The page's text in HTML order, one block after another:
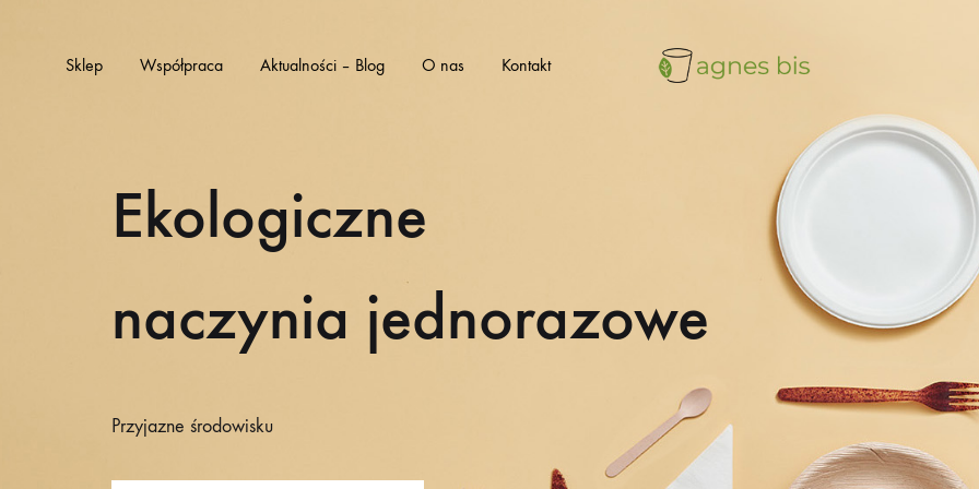
Sklep Współpraca Aktualności – Blog O nas Kontakt
agnes
Ekologiczne
naczynia jednorazowe
Przyjazne środowisku